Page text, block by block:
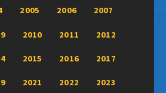
2005 2006 2007
2010 2011 2012
2015 2016 2017
2021 2022 2023